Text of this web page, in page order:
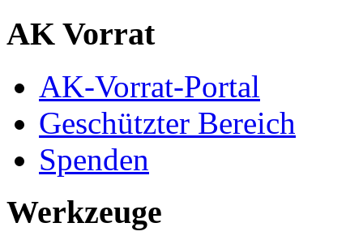
AK Vorrat
AK-Vorrat-Portal
Geschützter Bereich
Spenden
Werkzeuge